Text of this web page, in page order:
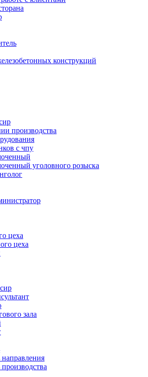
конструкций
производства
с чпу
уголовного розыска
цеха
цеха
зала
направления